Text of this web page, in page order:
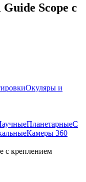
Scope с
Окуляры и
ПланетарныеС
Камеры 360
с креплением